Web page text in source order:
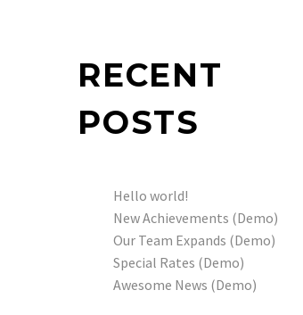
RECENT
POSTS
Hello world!
New Achievements (Demo)
Our Team Expands (Demo)
Special Rates (Demo)
Awesome News (Demo)